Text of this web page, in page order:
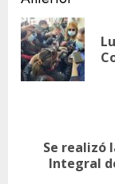
de
entradas
Siguiente
entrada:
Se realizó
Integral